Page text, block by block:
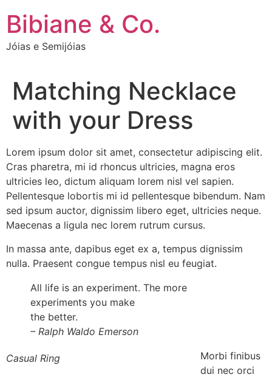
para
conteúdo
Bibiane & Co.
Jóias e Semijóias
Matching Necklace
with your Dress
Lorem ipsum dolor sit amet, consectetur adipiscing elit.
Cras pharetra, mi id rhoncus ultricies, magna eros
ultricies leo, dictum aliquam lorem nisl vel sapien.
Pellentesque lobortis mi id pellentesque bibendum. Nam
sed ipsum auctor, dignissim libero eget, ultricies neque.
Maecenas a ligula nec lorem rutrum cursus.
In massa ante, dapibus eget ex a, tempus dignissim
nulla. Praesent congue tempus nisl eu feugiat.
All life is an experiment. The more
experiments you make
the better.
– Ralph Waldo Emerson
Casual Ring
Morbi finibus
dui nec orci